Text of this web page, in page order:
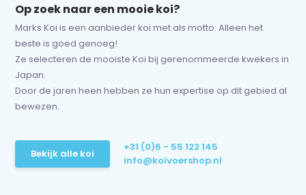
Op zoek naar een mooie koi?
Marks Koi is een aanbieder koi met als motto: Alleen het
beste is goed genoeg!
Ze selecteren de mooiste Koi bij gerenommeerde kwekers in
Japan.
Door de jaren heen hebben ze hun expertise op dit gebied al
bewezen.
Bekijk alle koi
+31 (0)6 - 55 122 145
info@koivoershop.nl